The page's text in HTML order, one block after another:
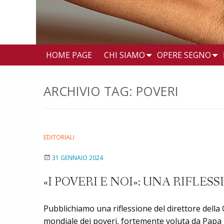
HOME PAGE CHI SIAMO OPERE SEGNO
ARCHIVIO TAG: POVERI
EDITORIALI
31 GENNAIO 2024
«I POVERI E NOI»: UNA
Pubblichiamo una riflessione del direttore della
mondiale dei poveri, fortemente voluta da